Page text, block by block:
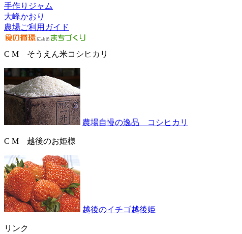
手作りジャム
大峰かおり
農場ご利用ガイド
C M そうえん米コシヒカリ
農場自慢の逸品 コシヒカリ
C M 越後のお姫様
越後のイチゴ越後姫
リンク